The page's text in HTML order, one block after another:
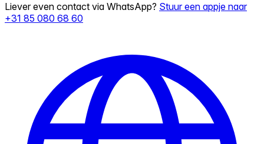
Liever even contact via WhatsApp? Stuur een appje naar
+31 85 080 68 60